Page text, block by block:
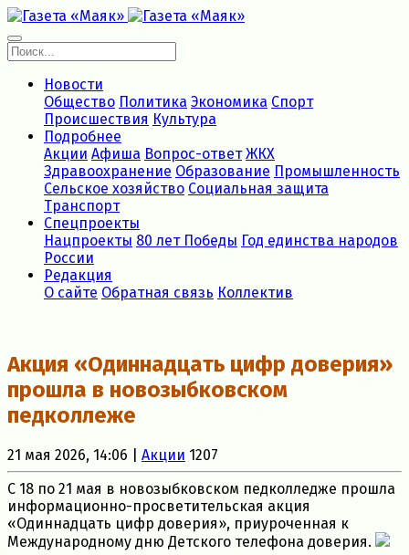
Новости
Общество Политика Экономика Спорт
Происшествия Культура
Подробнее
Акции Афиша Вопрос-ответ ЖКХ
Здравоохранение Образование Промышленность
Сельское хозяйство Социальная защита
Транспорт
Спецпроекты
Нацпроекты 80 лет Победы Год единства народов
России
Редакция
О сайте Обратная связь Коллектив
Акция «Одиннадцать цифр доверия»
прошла в новозыбковском
педколлеже
21 мая 2026, 14:06 | Акции 1207
С 18 по 21 мая в новозыбковском педколледже прошла
информационно-просветительская акция
«Одиннадцать цифр доверия», приуроченная к
Международному дню Детского телефона доверия.